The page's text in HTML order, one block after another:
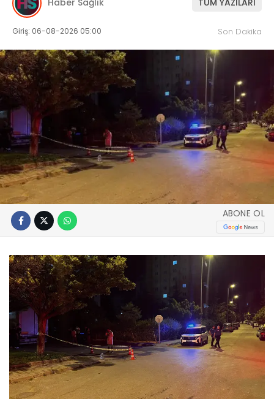
Haber Sağlık TÜM YAZILARI
Giriş: 06-08-2026 05:00 Son Dakika
ABONE OL